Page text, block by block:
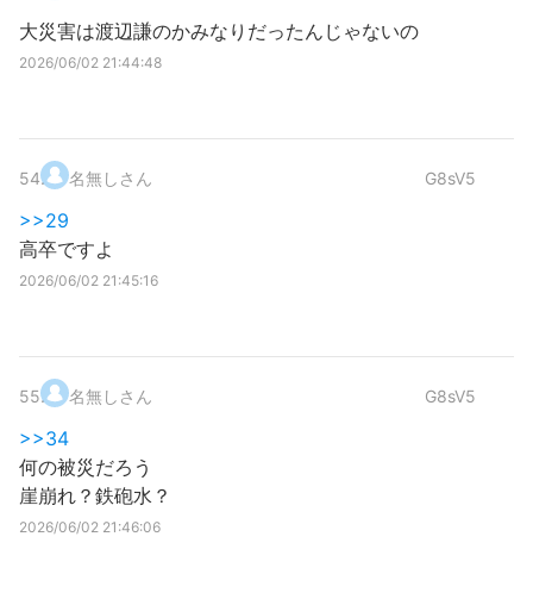
大災害は渡辺謙のかみなりだったんじゃないの
2026/06/02 21:44:48
54. 名無しさん G8sV5
>>29
高卒ですよ
2026/06/02 21:45:16
55. 名無しさん G8sV5
>>34
何の被災だろう
崖崩れ？鉄砲水？
2026/06/02 21:46:06